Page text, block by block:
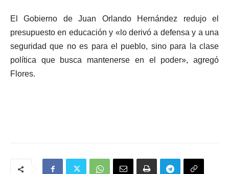
El Gobierno de Juan Orlando Hernández redujo el
presupuesto en educación y «lo derivó a defensa y a una
seguridad que no es para el pueblo, sino para la clase
política que busca mantenerse en el poder», agregó
Flores.